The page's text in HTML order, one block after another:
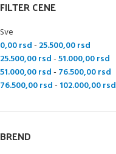
FILTER CENE
Sve
0,00rsd- 25.500,00rsd
25.500,00rsd-51.000,00rsd
51.000,00rsd- 76.500,00rsd
76.500,00rsd- 102.000,00rsd
BREND